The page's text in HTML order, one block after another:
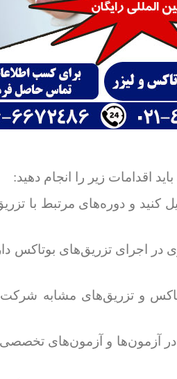
اقدامات زیر را انجام دهید:
و دوره‌های مرتبط با
در اجرای تزریق‌های
و تزریق‌های مشابه شرکت
در آزمون‌ها و آزمون‌های